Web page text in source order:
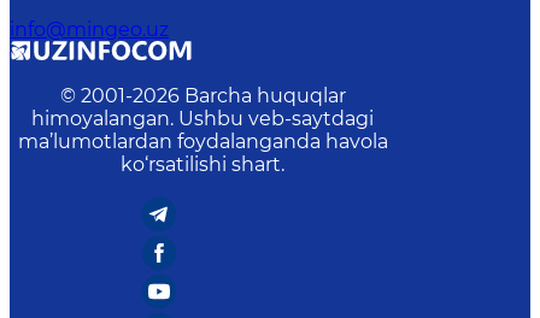
info@mingeo.uz
© 2001-2026 Barcha huquqlar
himoyalangan. Ushbu veb-saytdagi
ma’lumotlardan foydalanganda havola
ko‘rsatilishi shart.